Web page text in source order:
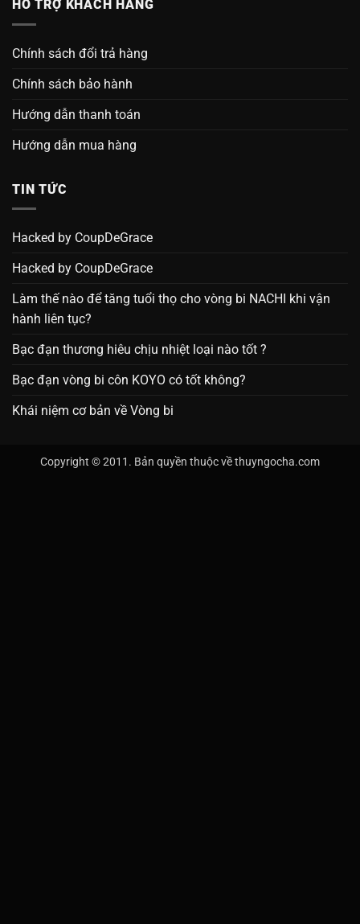
HỖ TRỢ KHÁCH HÀNG
Chính sách đổi trả hàng
Chính sách bảo hành
Hướng dẫn thanh toán
Hướng dẫn mua hàng
TIN TỨC
Hacked by CoupDeGrace
Hacked by CoupDeGrace
Làm thế nào để tăng tuổi thọ cho vòng bi NACHI khi vận
hành liên tục?
Bạc đạn thương hiêu chịu nhiệt loại nào tốt ?
Bạc đạn vòng bi côn KOYO có tốt không?
Khái niệm cơ bản về Vòng bi
Copyright © 2011. Bản quyền thuộc về thuyngocha.com